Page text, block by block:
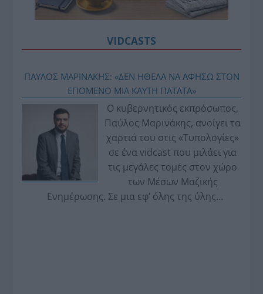
VIDCASTS
ΠΑΥΛΟΣ ΜΑΡΙΝΑΚΗΣ: «ΔΕΝ ΗΘΕΛΑ ΝΑ ΑΦΗΣΩ ΣΤΟΝ
ΕΠΟΜΕΝΟ ΜΙΑ ΚΑΥΤΗ ΠΑΤΑΤΑ»
Ο κυβερνητικός εκπρόσωπος,
Παύλος Μαρινάκης, ανοίγει τα
χαρτιά του στις «Τυπολογίες»
σε ένα vidcast που μιλάει για
τις μεγάλες τομές στον χώρο
των Μέσων Μαζικής
Ενημέρωσης. Σε μια εφ’ όλης της ύλης